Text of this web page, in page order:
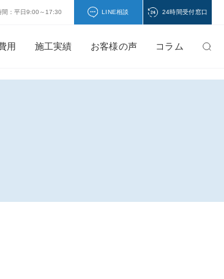
間：平日9:00～17:30 LINE相談 24時間受付窓口
用 施工実績 お客様の声 コラム